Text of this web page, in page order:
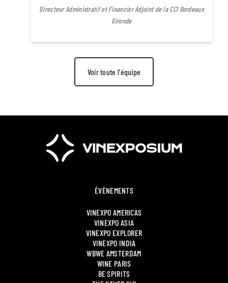
Directeur Administratif et Financier Adjoint de la CCI Bordeaux
Gironde
Voir toute l'équipe
ÉVÈNEMENTS
VINEXPO AMERICAS
VINEXPO ASIA
VINEXPO EXPLORER
VINEXPO INDIA
WBWE AMSTERDAM
WINE PARIS
BE SPIRITS